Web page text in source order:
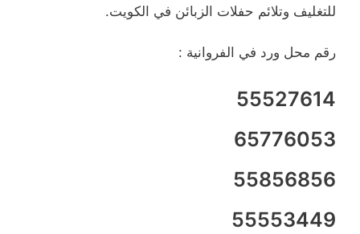
للتغليف وتلائم حفلات الزبائن في الكويت.
رقم محل ورد في الفروانية :
55527614
65776053
55856856
55553449